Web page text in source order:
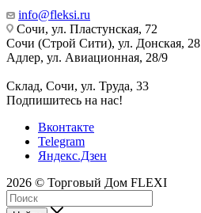
info@fleksi.ru
Сочи, ул. Пластунская, 72
Сочи (Строй Сити), ул. Донская, 28
Адлер, ул. Авиационная, 28/9
Склад, Сочи, ул. Труда, 33
Подпишитесь на нас!
Вконтакте
Telegram
Яндекс.Дзен
2026 © Торговый Дом FLEXI